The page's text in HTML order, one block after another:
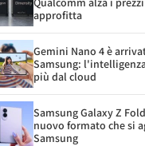
approfitta
Gemini Nano 4 è
Samsung:
più dal cloud
Samsung Galaxy Z
nuovo formato che si
Samsung